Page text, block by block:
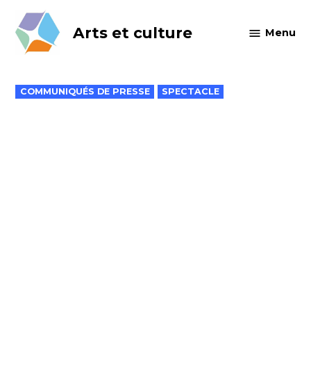
content
Arts et culture Menu
POSTED
IN
COMMUNIQUÉS DE PRESSE SPECTACLE